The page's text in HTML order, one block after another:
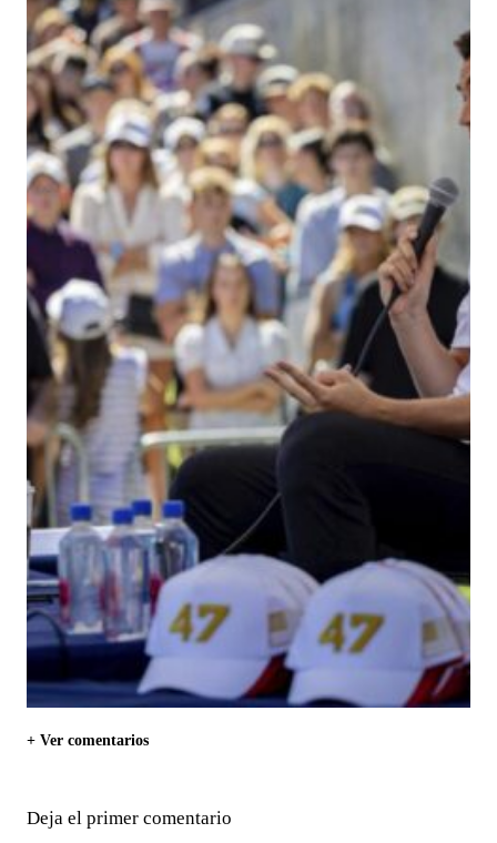
+ Ver comentarios
Deja el primer comentario